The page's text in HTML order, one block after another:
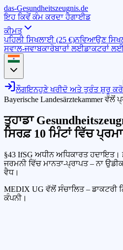
das-Gesundheitszeugnis.de
ਇਹ ਕਿਵੇਂ ਕੰਮ ਕਰਦਾ ਹੈਗਾਈਡ
ਕੀਮਤ
ਪਹਿਲੀ ਸਿਖਲਾਈ (25 €)ਨਵਿਆਉਣ
ਸਵਾਲ-ਜਵਾਬਕਾਰੋਬਾਰਾਂ ਲਈਡਾਕਟਰਾਂ
ਲੌਗਇਨਹੁਣੇ ਖਰੀਦੋ ਅਤੇ ਤੁਰੰਤ ਸ਼ੁਰੂ ਕਰੋ
Bayerische Landesärztekammer ਵੱਲੋਂ
ਤੁਹਾਡਾ
ਸਿਰਫ਼ 10 ਮਿੰਟਾਂ ਵਿੱਚ
§43 IfSG ਅਧੀਨ ਅਧਿਕਾਰਤ
ਜਰਮਨੀ ਵਿੱਚ ਮਾਨਤਾ-ਪ੍ਰਾਪਤ – ਨਾ
ਵੈਧ।
MEDIX UG ਵੱਲੋਂ ਸੰਚਾਲਿਤ – ਡਾਕਟਰੀ
ਕੰਪਨੀ।